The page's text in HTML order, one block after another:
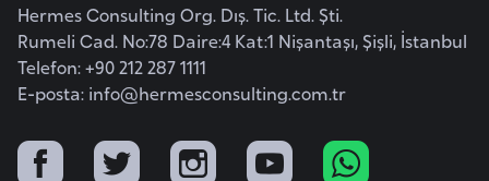
Hermes Consulting Org. Dış. Tic. Ltd. Şti.
Rumeli Cad. No:78 Daire:4 Kat:1 Nişantaşı, Şişli, İstanbul
Telefon: +90 212 287 1111
E-posta: info@hermesconsulting.com.tr
k
a
D
e
m